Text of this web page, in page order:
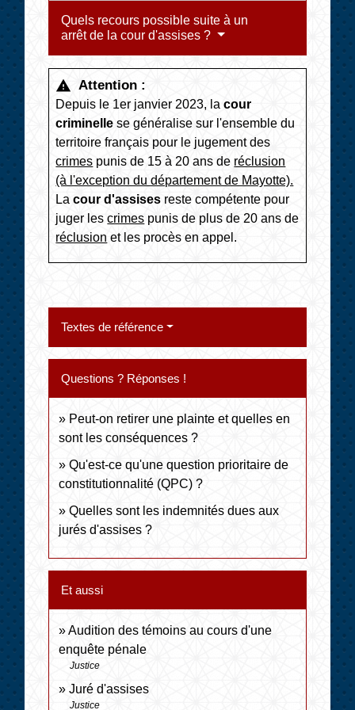
Quels recours possible suite à un
arrêt de la cour d'assises ?
warning Attention :
Depuis le 1er janvier 2023, lacour
criminelle se généralise sur l'ensemble du
territoire français pour le jugement des
crimes punis de 15 à 20 ans de réclusion
(à l'exception du département de Mayotte).
Lacour d'assises reste compétente pour
juger lescrimes punis de plus de 20 ans de
réclusion et les procès en appel.
Textes de référence
Questions ? Réponses !
Peut-on retirer une plainte et quelles en
sont les conséquences ?
Qu'est-ce qu'une question prioritaire de
constitutionnalité (QPC) ?
Quelles sont les indemnités dues aux
jurés d'assises ?
Et aussi
Audition des témoins au cours d'une
enquête pénale
Justice
Juré d'assises
Justice